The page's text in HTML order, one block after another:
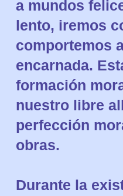
a mundos
lento, iremos
comportemos
encarnada.
formación
nuestro libre
perfección
obras.
Durante la